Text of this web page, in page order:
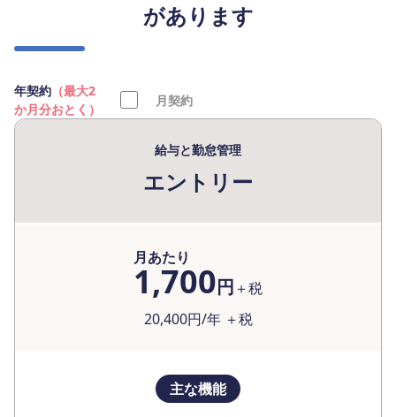
があります
年契約 （最大2
か月分おとく）
月契約
給与と勤怠管理
エントリー
月あたり
1,700円 ＋税
20,400円/年 ＋税
主な機能